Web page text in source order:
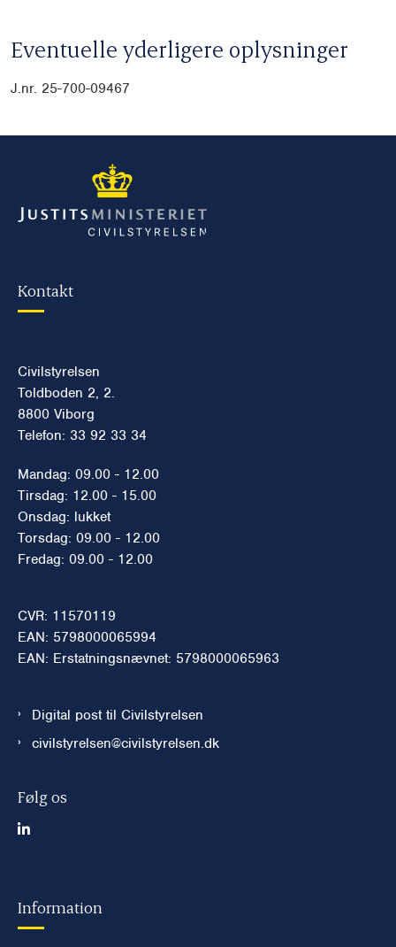
Eventuelle yderligere oplysninger
J.nr. 25-700-09467
Kontakt
Civilstyrelsen
Toldboden 2, 2.
8800 Viborg
Telefon: 33 92 33 34
Mandag: 09.00 - 12.00
Tirsdag: 12.00 - 15.00
Onsdag: lukket
Torsdag: 09.00 - 12.00
Fredag: 09.00 - 12.00
CVR: 11570119
EAN: 5798000065994
EAN: Erstatningsnævnet: 5798000065963
Digital post til Civilstyrelsen
civilstyrelsen@civilstyrelsen.dk
Følg os
Information